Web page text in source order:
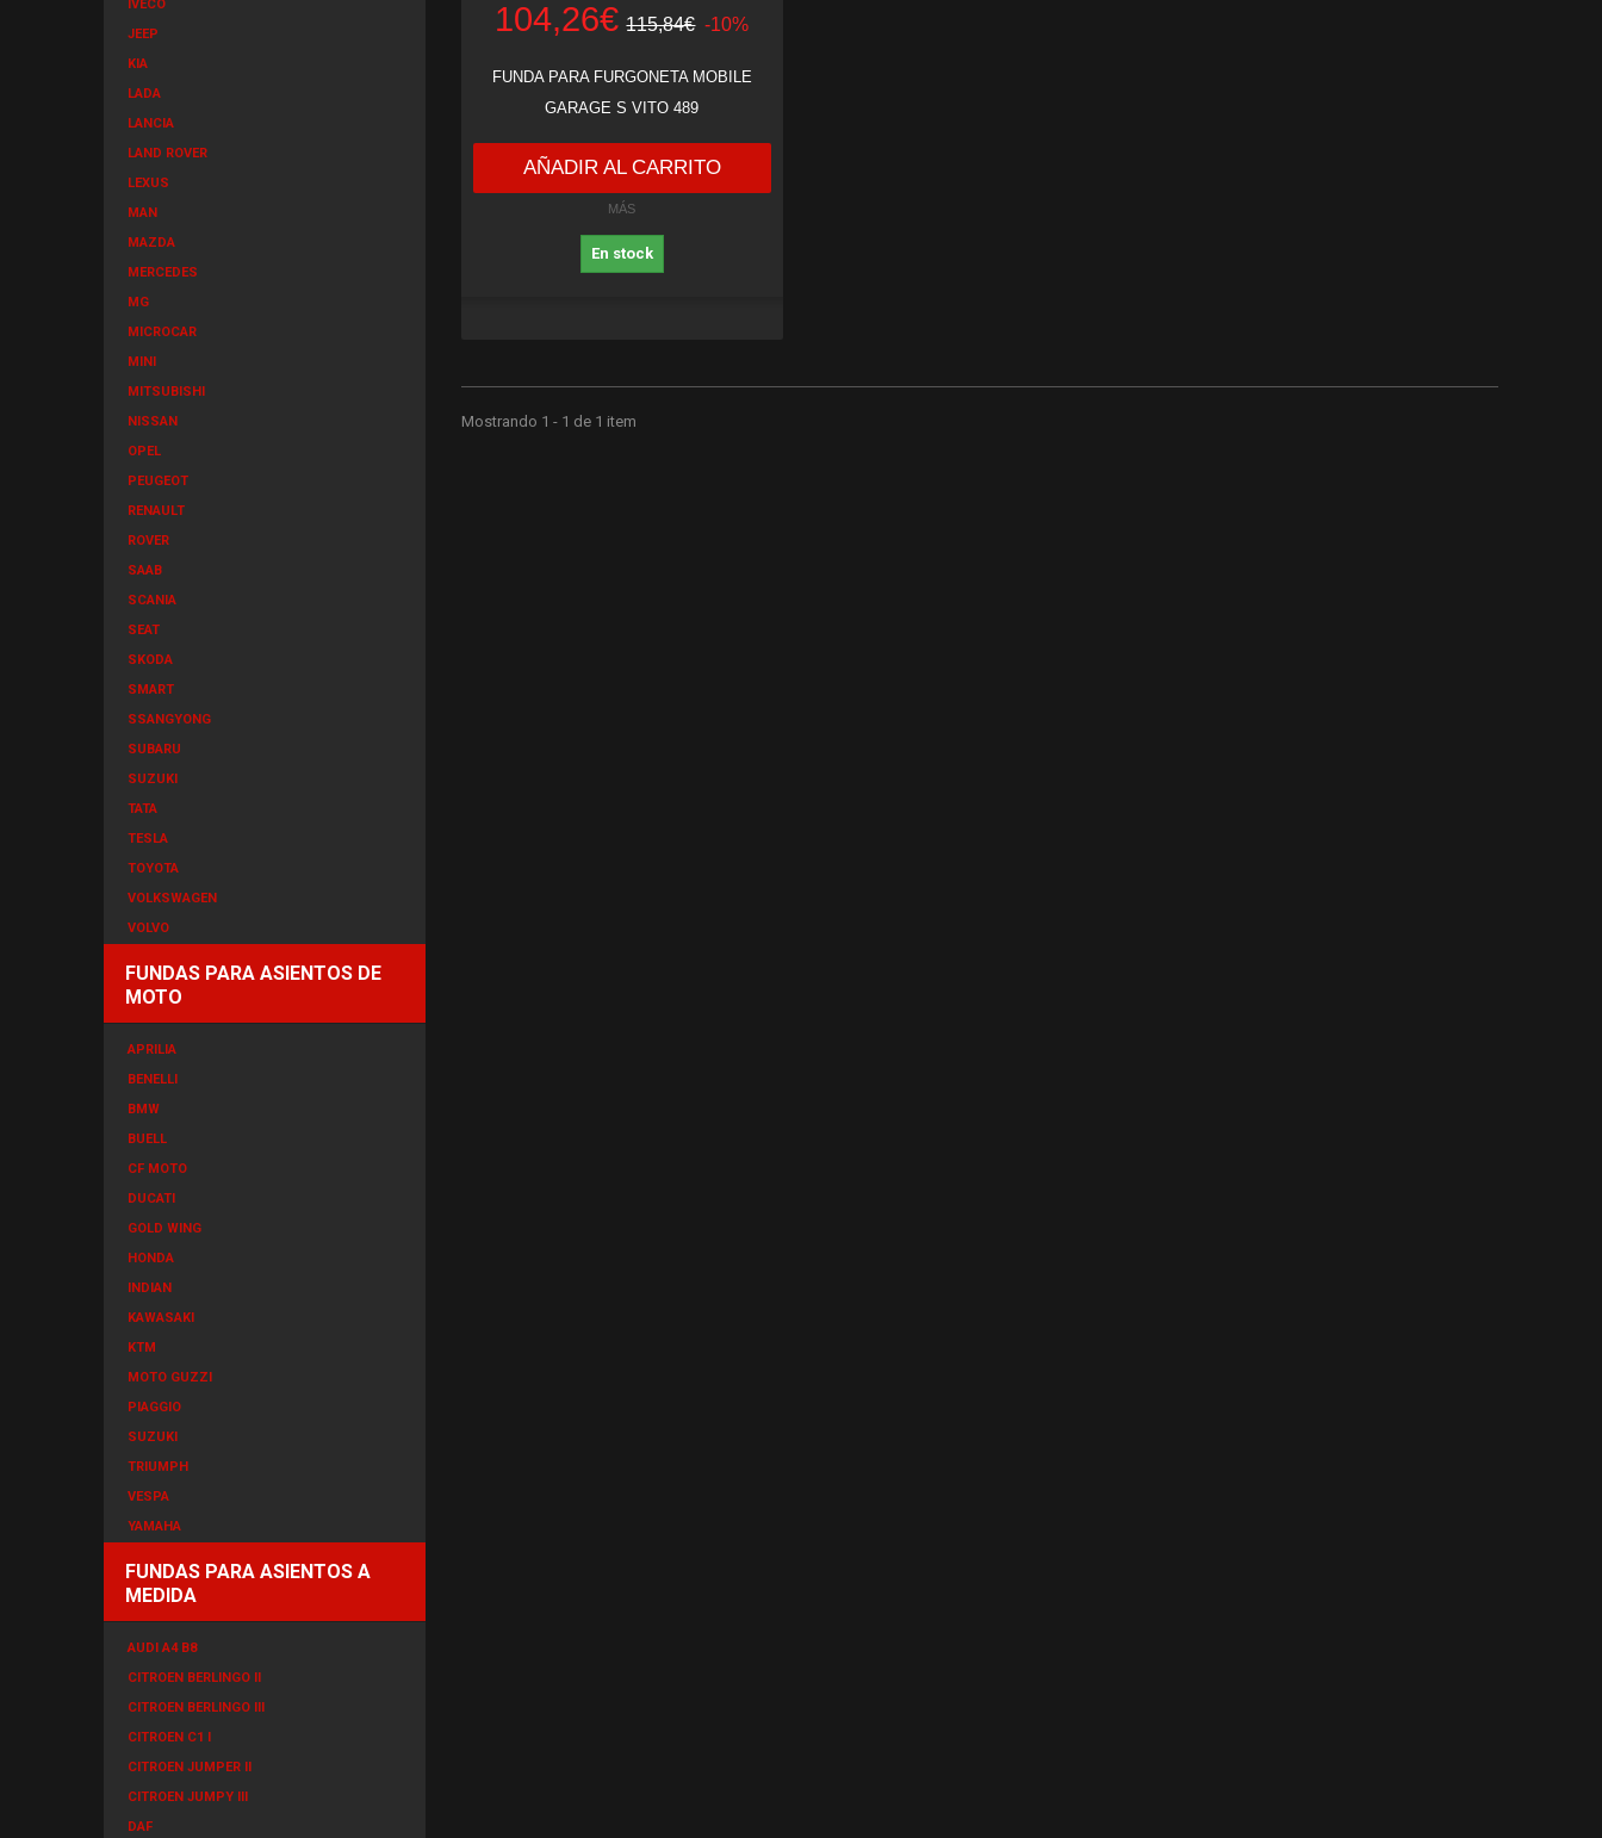
IVECO
JEEP
KIA
LADA
LANCIA
LAND ROVER
LEXUS
MAN
MAZDA
MERCEDES
MG
MICROCAR
MINI
MITSUBISHI
NISSAN
OPEL
PEUGEOT
RENAULT
ROVER
SAAB
SCANIA
SEAT
SKODA
SMART
SSANGYONG
SUBARU
SUZUKI
TATA
TESLA
TOYOTA
VOLKSWAGEN
VOLVO
FUNDAS PARA ASIENTOS DE
MOTO
APRILIA
BENELLI
BMW
BUELL
CF MOTO
DUCATI
GOLD WING
HONDA
INDIAN
KAWASAKI
KTM
MOTO GUZZI
PIAGGIO
SUZUKI
TRIUMPH
VESPA
YAMAHA
FUNDAS PARA ASIENTOS A
MEDIDA
AUDI A4 B8
CITROEN BERLINGO II
CITROEN BERLINGO III
CITROEN C1 I
CITROEN JUMPER II
CITROEN JUMPY III
DAF
104,26€ 115,84€ -10%
FUNDA PARA FURGONETA MOBILE
GARAGE S VITO 489
AÑADIR AL CARRITO
MÁS
En stock
Mostrando 1 - 1 de 1 item